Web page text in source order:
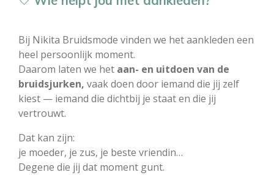
Bij Nikita Bruidsmode vinden we het aankleden een
heel persoonlijk moment.
Daarom laten we het aan- en uitdoen van de
bruidsjurken, vaak doen door iemand die jij zelf
kiest — iemand die dichtbij je staat en die jij
vertrouwt.
Dat kan zijn:
je moeder, je zus, je beste vriendin…
Degene die jij dat moment gunt.